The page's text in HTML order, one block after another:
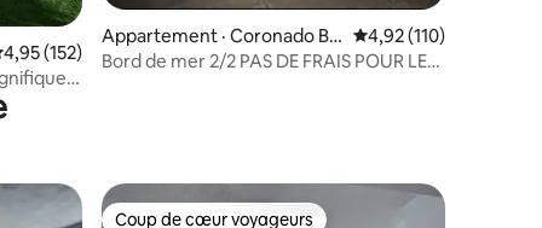
moyenne de 4,95 sur 5, 152 commentaires
4,95 (152)
Appartement · Coronado Be
ach
Note moyenne de
4,92 (110)
Bord de mer 2/2 PAS DE FRAIS POUR LES
Coup de cœur voyageurs